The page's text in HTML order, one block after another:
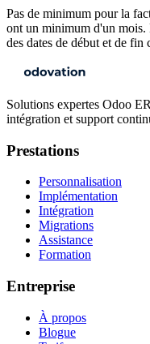
Pas de minimum pour la
ont un minimum d'un mois.
des dates de début et de fin
Solutions expertes Odoo
intégration et support
Prestations
Personnalisation
Implémentation
Intégration
Migrations
Assistance
Formation
Entreprise
À propos
Blogue